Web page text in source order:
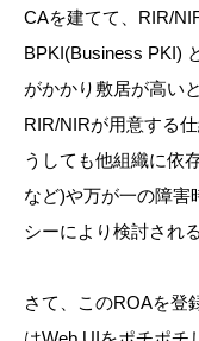
CAを建てて、RIR/
BPKI(Business PKI)
がかかり敷居が高い
RIR/NIRが用意する
うしても他組織に依
など)や万が一の障害
シーにより検討され
さて、このROAを登